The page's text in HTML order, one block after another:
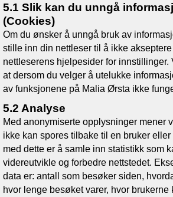
5.1 Slik kan du unngå
(Cookies)
Om du ønsker å unngå bruk av
stille inn din nettleser til å ikke
nettleserens hjelpesider for
at dersom du velger å utelukke
av funksjonene på Malia Ørsta ikke
5.2 Analyse
Med anonymiserte opplysninger mener
ikke kan spores tilbake til en bruker
med dette er å samle inn statistikk som
videreutvikle og forbedre nettstedet.
data er: antall som besøker siden,
hvor lenge besøket varer, hvor brukerne